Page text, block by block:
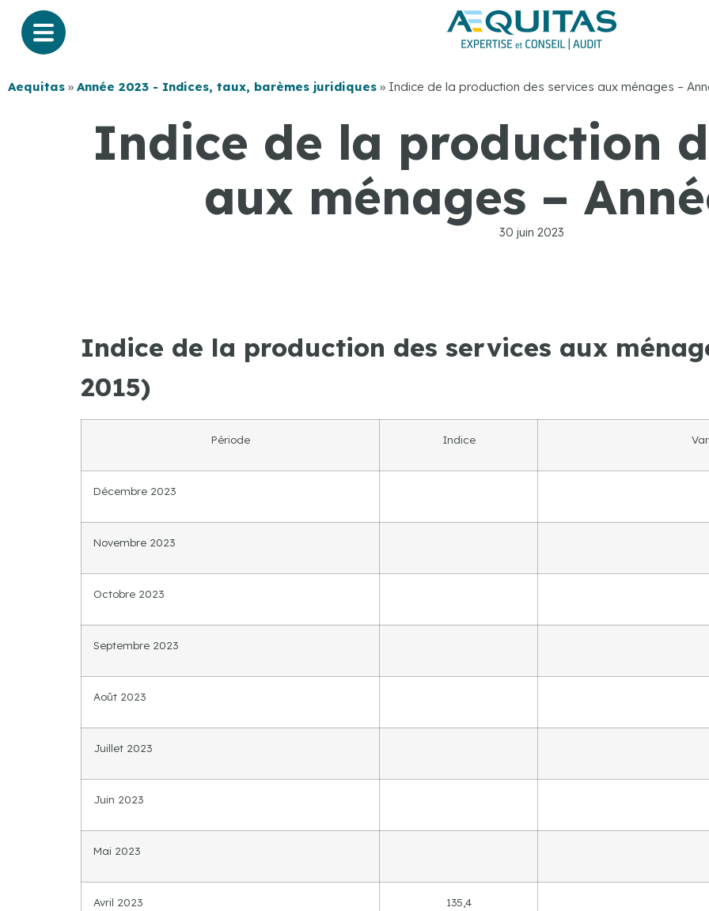
Aequitas » Année 2023 - Indices, taux, barèmes juridiques » Indice de la production des services aux ménages –
Indice de la production
aux ménages –
30 juin 2023
Indice de la production des services aux
2015)
Période Indice
Décembre 2023
Novembre 2023
Octobre 2023
Septembre 2023
Août 2023
Juillet 2023
Juin 2023
Mai 2023
Avril 2023 135,4